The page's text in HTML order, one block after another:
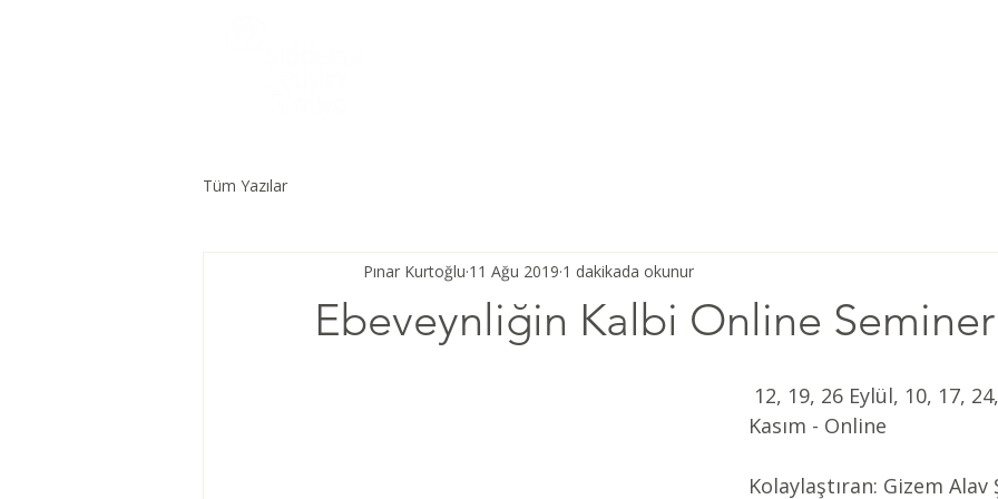
Tüm Yazılar
Ebeveynliğin Kalbi Online
Pınar Kurtoğlu 11 Ağu 2019 1 dakikada okunur
Kasım - Online
Kolaylaştıran: Gizem Alav